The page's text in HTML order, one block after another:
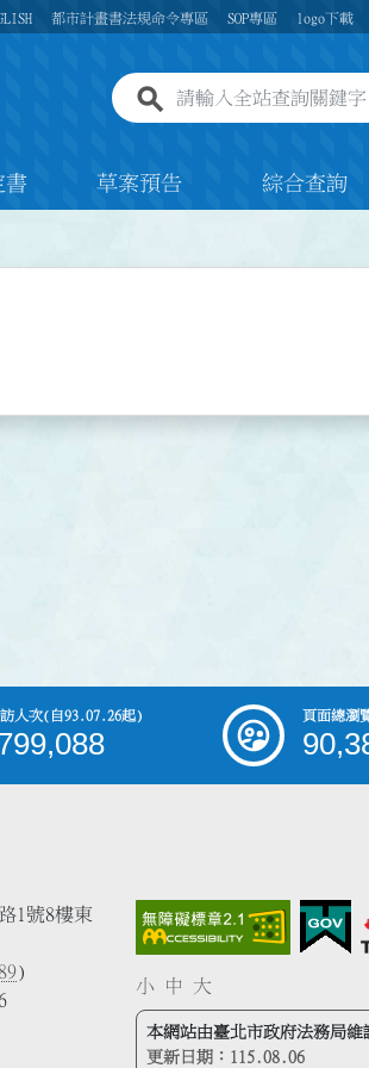
都市計畫書法規命令專區 SOP專區 logo下載
全站查詢關鍵字欄位
書 草案預告 綜合查詢
人次(自93.07.26起) 頁面總瀏
1號8樓東
)
小 中 大
本網站由臺北市政府法務局維
更新日期： 115.08.06